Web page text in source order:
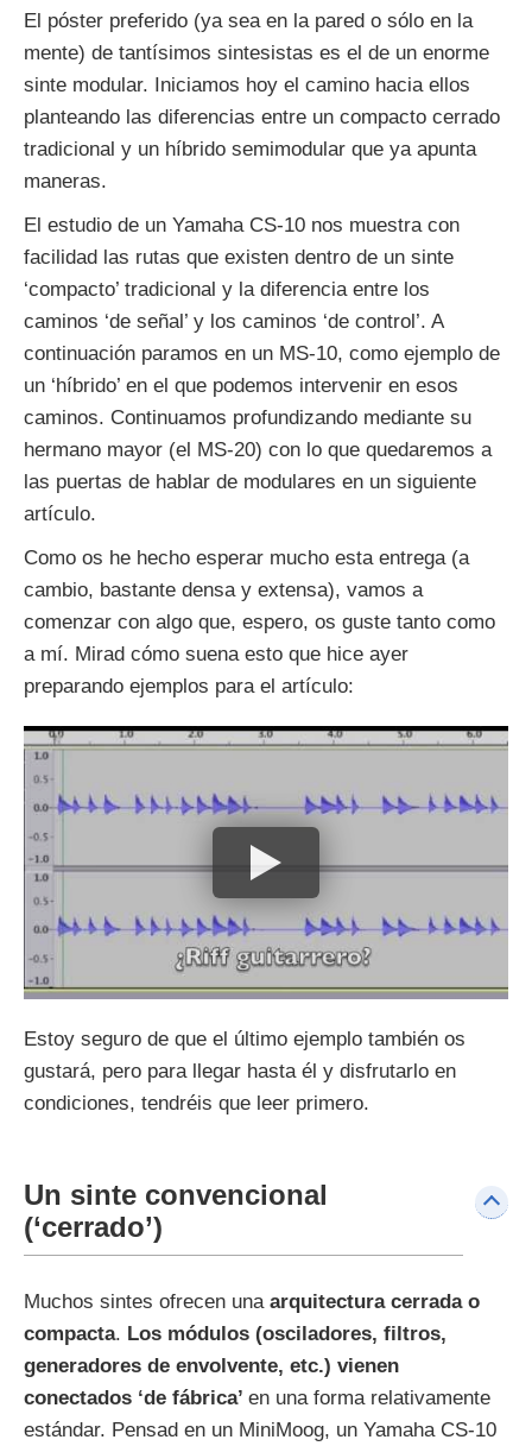
El póster preferido (ya sea en la pared o sólo en la
mente) de tantísimos sintesistas es el de un enorme
sinte modular. Iniciamos hoy el camino hacia ellos
planteando las diferencias entre un compacto cerrado
tradicional y un híbrido semimodular que ya apunta
maneras.
El estudio de un Yamaha CS-10 nos muestra con
facilidad las rutas que existen dentro de un sinte
‘compacto’ tradicional y la diferencia entre los
caminos ‘de señal’ y los caminos ‘de control’. A
continuación paramos en un MS-10, como ejemplo de
un ‘híbrido’ en el que podemos intervenir en esos
caminos. Continuamos profundizando mediante su
hermano mayor (el MS-20) con lo que quedaremos a
las puertas de hablar de modulares en un siguiente
artículo.
Como os he hecho esperar mucho esta entrega (a
cambio, bastante densa y extensa), vamos a
comenzar con algo que, espero, os guste tanto como
a mí. Mirad cómo suena esto que hice ayer
preparando ejemplos para el artículo:
Estoy seguro de que el último ejemplo también os
gustará, pero para llegar hasta él y disfrutarlo en
condiciones, tendréis que leer primero.
Un sinte convencional
(‘cerrado’)
Muchos sintes ofrecen una arquitectura cerrada o
compacta. Los módulos (osciladores, filtros,
generadores de envolvente, etc.) vienen
conectados ‘de fábrica’ en una forma relativamente
estándar. Pensad en un MiniMoog, un Yamaha CS-10